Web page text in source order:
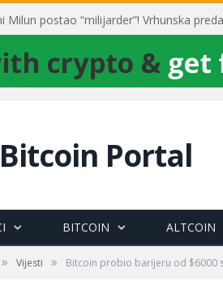
Portal
BITCOIN ALTCOIN
» Vijesti » Bitcoin probio barijeru od $6000